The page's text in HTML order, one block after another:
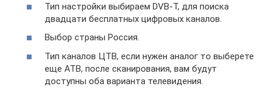
Тип настройки выбираем DVB-T, для поиска
двадцати бесплатных цифровых каналов.
Выбор страны Россия.
Тип каналов ЦТВ, если нужен аналог то выберете
еще АТВ, после сканирования, вам будут
доступны оба варианта телевидения.